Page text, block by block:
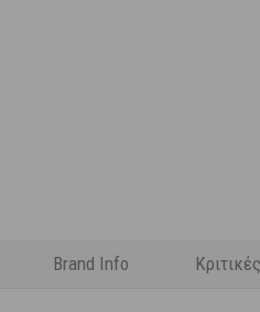
Brand Info Κριτικές